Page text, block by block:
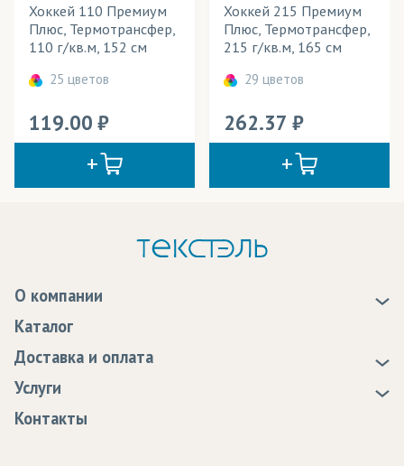
Хоккей 110 Премиум
Плюс, Термотрансфер,
110 г/кв.м, 152 см
25 цветов
119.00
Хоккей 215 Премиум
Плюс, Термотрансфер,
215 г/кв.м, 165 см
29 цветов
262.37
О компании
Статьи
Программа лояльности
Сертификаты качества
Каталог
Доставка и оплата
Доставка
Оплата
Услуги
Образцы
Контакты